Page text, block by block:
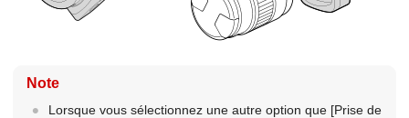
Note
Lorsque vous sélectionnez une autre option que [Prise de